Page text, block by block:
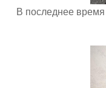
В последнее